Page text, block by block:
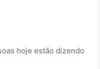
hoje estão dizendo